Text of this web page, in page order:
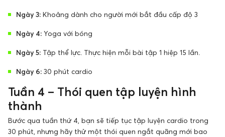
Ngày 3: Khoảng dành cho người mới bắt đầu cấp độ 3
Ngày 4: Yoga với bóng
Ngày 5: Tập thể lực. Thực hiện mỗi bài tập 1 hiệp 15 lần.
Ngày 6: 30 phút cardio
Tuần 4 – Thói quen tập luyện hình
thành
Bước qua tuần thứ 4, bạn sẽ tiếp tục tập luyện cardio trong
30 phút, nhưng hãy thử một thói quen ngắt quãng mới bao